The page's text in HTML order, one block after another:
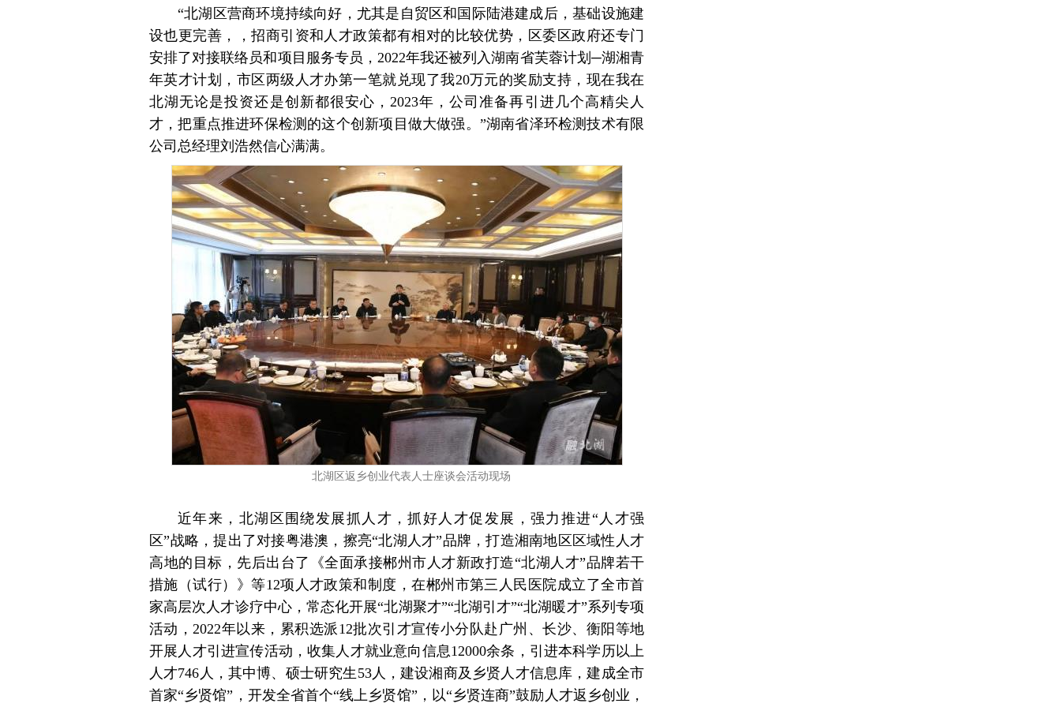
“北湖区营商环境持续向好，尤其是自贸区和国际陆港建成后，基础设施建
设也更完善，，招商引资和人才政策都有相对的比较优势，区委区政府还专门
安排了对接联络员和项目服务专员，2022年我还被列入湖南省芙蓉计划─湖湘青
年英才计划，市区两级人才办第一笔就兑现了我20万元的奖励支持，现在我在
北湖无论是投资还是创新都很安心，2023年，公司准备再引进几个高精尖人
才，把重点推进环保检测的这个创新项目做大做强。”湖南省泽环检测技术有限
公司总经理刘浩然信心满满。
北湖区返乡创业代表人士座谈会活动现场
近年来，北湖区围绕发展抓人才，抓好人才促发展，强力推进“人才强
区”战略，提出了对接粤港澳，擦亮“北湖人才”品牌，打造湘南地区区域性人才
高地的目标，先后出台了《全面承接郴州市人才新政打造“北湖人才”品牌若干
措施（试行）》等12项人才政策和制度，在郴州市第三人民医院成立了全市首
家高层次人才诊疗中心，常态化开展“北湖聚才”“北湖引才”“北湖暖才”系列专项
活动，2022年以来，累积选派12批次引才宣传小分队赴广州、长沙、衡阳等地
开展人才引进宣传活动，收集人才就业意向信息12000余条，引进本科学历以上
人才746人，其中博、硕士研究生53人，建设湘商及乡贤人才信息库，建成全市
首家“乡贤馆”，开发全省首个“线上乡贤馆”，以“乡贤连商”鼓励人才返乡创业，